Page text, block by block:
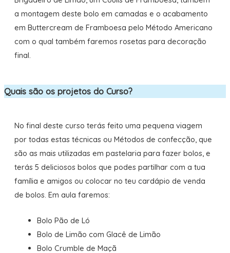
a montagem deste bolo em camadas e o acabamento
em Buttercream de Framboesa pelo Método Americano
com o qual também faremos rosetas para decoração
final.
Quais são os projetos do Curso?
No final deste curso terás feito uma pequena viagem
por todas estas técnicas ou Métodos de confecção, que
são as mais utilizadas em pastelaria para fazer bolos, e
terás 5 deliciosos bolos que podes partilhar com a tua
família e amigos ou colocar no teu cardápio de venda
de bolos. Em aula faremos:
Bolo Pão de Ló
Bolo de Limão com Glacê de Limão
Bolo Crumble de Maçã